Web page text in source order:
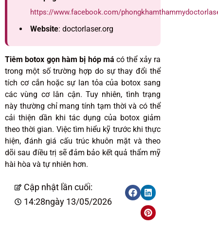
https://www.facebook.com/
Website: doctorlaser.org
Tiêm botox gọn hàm bị hóp má có thể xảy ra
trong một số trường hợp do sự thay đổi thể
tích cơ cắn hoặc sự lan tỏa của botox sang
các vùng cơ lân cận. Tuy nhiên, tình trạng
này thường chỉ mang tính tạm thời và có thể
cải thiện dần khi tác dụng của botox giảm
theo thời gian. Việc tìm hiểu kỹ trước khi thực
hiện, đánh giá cấu trúc khuôn mặt và theo
dõi sau điều trị sẽ đảm bảo kết quả thẩm mỹ
hài hòa và tự nhiên hơn.
Cập nhật lần cuối:
14:28ngày 13/05/2026